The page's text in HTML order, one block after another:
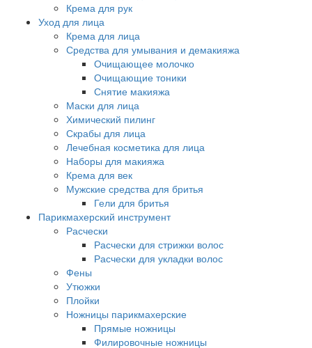
Крема для рук
Уход для лица
Крема для лица
Средства для умывания и демакияжа
Очищающее молочко
Очищающие тоники
Снятие макияжа
Маски для лица
Химический пилинг
Скрабы для лица
Лечебная косметика для лица
Наборы для макияжа
Крема для век
Мужские средства для бритья
Гели для бритья
Парикмахерский инструмент
Расчески
Расчески для стрижки волос
Расчески для укладки волос
Фены
Утюжки
Плойки
Ножницы парикмахерские
Прямые ножницы
Филировочные ножницы